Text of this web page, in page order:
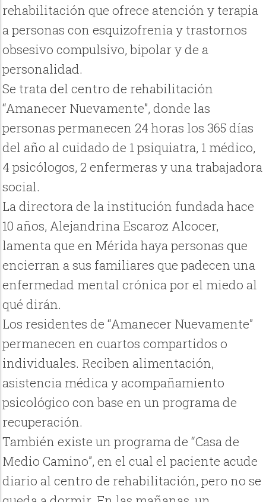
rehabilitación que ofrece atención y terapia
a personas con esquizofrenia y trastornos
obsesivo compulsivo, bipolar y de a
personalidad.
Se trata del centro de rehabilitación
“Amanecer Nuevamente”, donde las
personas permanecen 24 horas los 365 días
del año al cuidado de 1 psiquiatra, 1 médico,
4 psicólogos, 2 enfermeras y una trabajadora
social.
La directora de la institución fundada hace
10 años, Alejandrina Escaroz Alcocer,
lamenta que en Mérida haya personas que
encierran a sus familiares que padecen una
enfermedad mental crónica por el miedo al
qué dirán.
Los residentes de “Amanecer Nuevamente”
permanecen en cuartos compartidos o
individuales. Reciben alimentación,
asistencia médica y acompañamiento
psicológico con base en un programa de
recuperación.
También existe un programa de “Casa de
Medio Camino”, en el cual el paciente acude
diario al centro de rehabilitación, pero no se